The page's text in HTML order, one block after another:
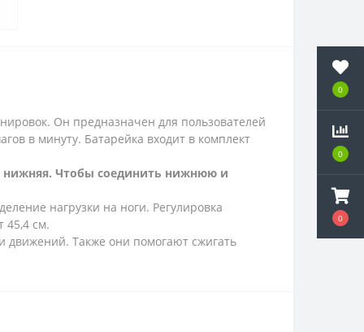
0
0
0
Он предназначен для пользователей
в минуту. Батарейка входит в комплект
нижняя. Чтобы соединить нижнюю и
нагрузки на ноги. Регулировка
45,4 см.
движений. Также они помогают сжигать